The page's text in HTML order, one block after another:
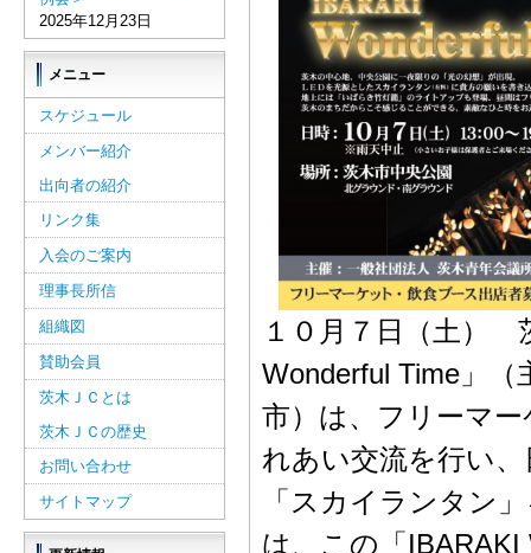
１０月７日（土）
Wonderful Time」（
市）は、フリーマ
れあい交流を行い
「スカイランタン
は、この「
2025年12月23日
メニュー
スケジュール
メンバー紹介
出向者の紹介
リンク集
入会のご案内
理事長所信
組織図
賛助会員
茨木ＪＣとは
茨木ＪＣの歴史
お問い合わせ
サイトマップ